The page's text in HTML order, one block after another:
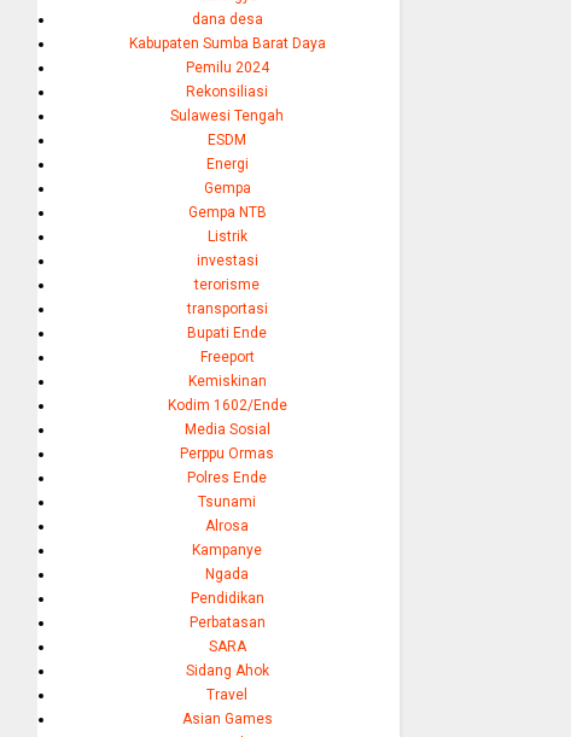
dana desa
Kabupaten Sumba Barat Daya
Pemilu 2024
Rekonsiliasi
Sulawesi Tengah
ESDM
Energi
Gempa
Gempa NTB
Listrik
investasi
terorisme
transportasi
Bupati Ende
Freeport
Kemiskinan
Kodim 1602/Ende
Media Sosial
Perppu Ormas
Polres Ende
Tsunami
Alrosa
Kampanye
Ngada
Pendidikan
Perbatasan
SARA
Sidang Ahok
Travel
Asian Games